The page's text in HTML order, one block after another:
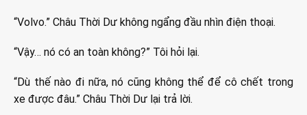
“Volvo.” Châu Thời Dư không ngẩng đầu nhìn điện thoại.
“Vậy… nó có an toàn không?” Tôi hỏi lại.
“Dù thế nào đi nữa, nó cũng không thể để cô chết trong
xe được đâu.” Châu Thời Dư lại trả lời.